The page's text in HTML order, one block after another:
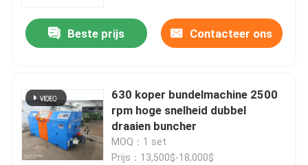
Beste prijs Contacteer ons
630 koper bundelmachine 2500
rpm hoge snelheid dubbel
draaien buncher
MOQ：1 set
Prijs：13,500$-18,000$